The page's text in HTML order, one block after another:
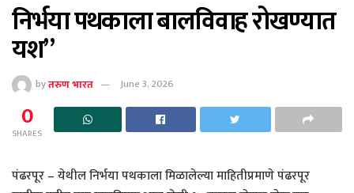
निर्भया पथकाला बालविवाह रोखण्यात
यश”
byतरुण भारत June 3, 2026
0
SHARES
पंढरपूर – येथील निर्भया पथकाला मिळालेल्या माहितीप्रमाणे पंढरपूर